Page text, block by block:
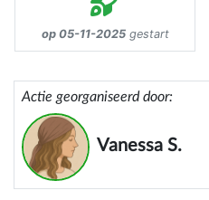
op 05-11-2025gestart
Actie georganiseerd door:
Vanessa S.